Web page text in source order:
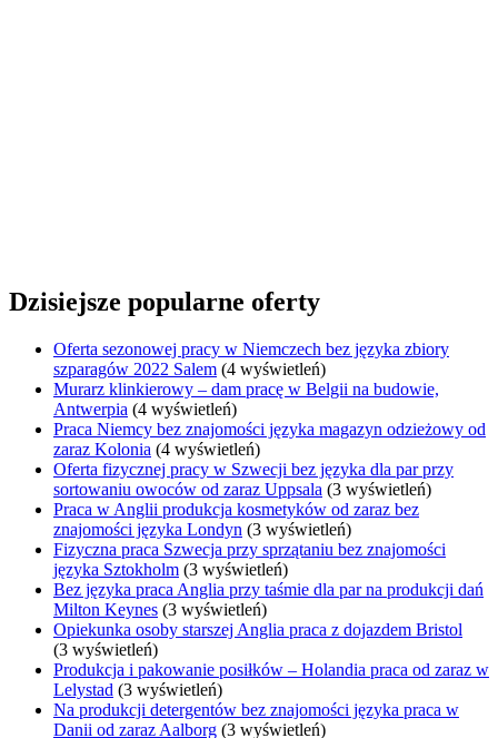
Dzisiejsze popularne oferty
Oferta sezonowej pracy w Niemczech bez języka zbiory
szparagów 2022 Salem (4 wyświetleń)
Murarz klinkierowy – dam pracę w Belgii na budowie,
Antwerpia (4 wyświetleń)
Praca Niemcy bez znajomości języka magazyn odzieżowy od
zaraz Kolonia (4 wyświetleń)
Oferta fizycznej pracy w Szwecji bez języka dla par przy
sortowaniu owoców od zaraz Uppsala (3 wyświetleń)
Praca w Anglii produkcja kosmetyków od zaraz bez
znajomości języka Londyn (3 wyświetleń)
Fizyczna praca Szwecja przy sprzątaniu bez znajomości
języka Sztokholm (3 wyświetleń)
Bez języka praca Anglia przy taśmie dla par na produkcji dań
Milton Keynes (3 wyświetleń)
Opiekunka osoby starszej Anglia praca z dojazdem Bristol
(3 wyświetleń)
Produkcja i pakowanie posiłków – Holandia praca od zaraz w
Lelystad (3 wyświetleń)
Na produkcji detergentów bez znajomości języka praca w
Danii od zaraz Aalborg (3 wyświetleń)